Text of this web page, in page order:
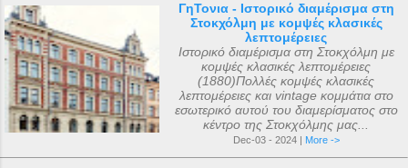
ΓηΤονια - Ιστορικό διαμέρισμα στη
Στοκχόλμη με κομψές κλασικές
λεπτομέρειες
Ιστορικό διαμέρισμα στη Στοκχόλμη με
κομψές κλασικές λεπτομέρειες
(1880)Πολλές κομψές κλασικές
λεπτομέρειες και vintage κομμάτια στο
εσωτερικό αυτού του διαμερίσματος στο
κέντρο της Στοκχόλμης μας...
Dec-03 - 2024 | More ->